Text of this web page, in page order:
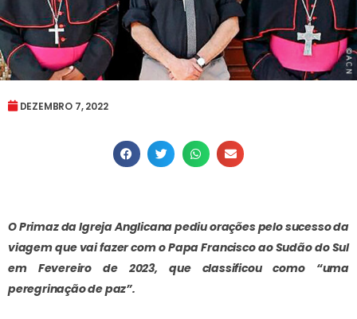
DEZEMBRO 7, 2022
O Primaz da Igreja Anglicana pediu orações pelo sucesso da
viagem que vai fazer com o Papa Francisco ao Sudão do Sul
em Fevereiro de 2023, que classificou como “uma
peregrinação de paz”.